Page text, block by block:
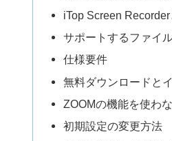
iTop Screen Recorder
サポートするファイ
仕様要件
無料ダウンロードと
ZOOMの機能を使わ
初期設定の変更方法